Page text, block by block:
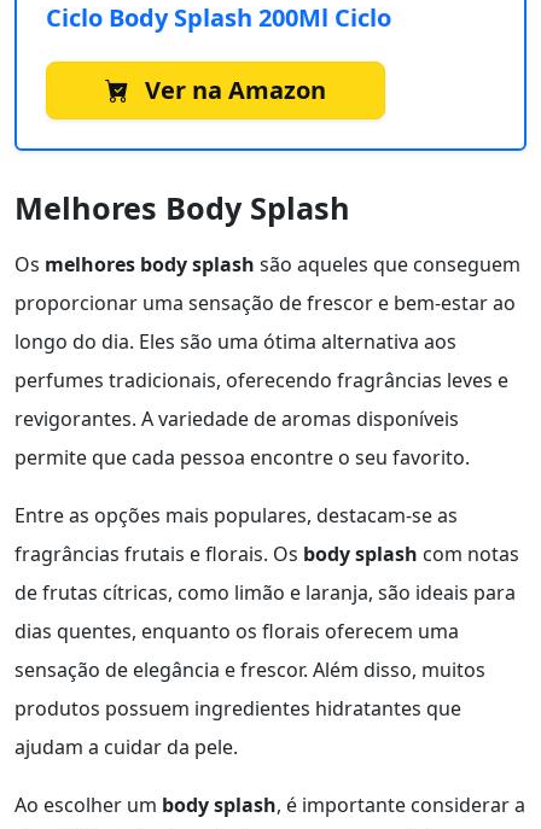
Ciclo Body Splash 200Ml Ciclo
Ver na Amazon
Melhores Body Splash
Os melhores body splash são aqueles que conseguem
proporcionar uma sensação de frescor e bem-estar ao
longo do dia. Eles são uma ótima alternativa aos
perfumes tradicionais, oferecendo fragrâncias leves e
revigorantes. A variedade de aromas disponíveis
permite que cada pessoa encontre o seu favorito.
Entre as opções mais populares, destacam-se as
fragrâncias frutais e florais. Os body splash com notas
de frutas cítricas, como limão e laranja, são ideais para
dias quentes, enquanto os florais oferecem uma
sensação de elegância e frescor. Além disso, muitos
produtos possuem ingredientes hidratantes que
ajudam a cuidar da pele.
Ao escolher um body splash, é importante considerar a